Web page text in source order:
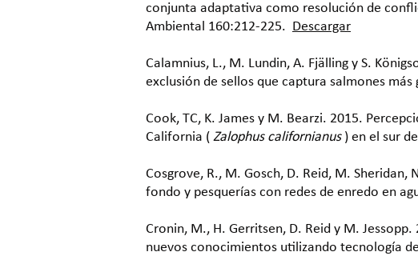
conjunta adaptativa como resolución de
Ambiental 160:212-225. Descargar
Calamnius, L., M. Lundin, A. Fjälling y S.
exclusión de sellos que captura salmones más
Cook, TC, K. James y M. Bearzi. 2015.
California ( Zalophus californianus) en el sur
Cosgrove, R., M. Gosch, D. Reid, M.
fondo y pesquerías con redes de enredo en
Cronin, M., H. Gerritsen, D. Reid y M.
nuevos conocimientos utilizando tecnología